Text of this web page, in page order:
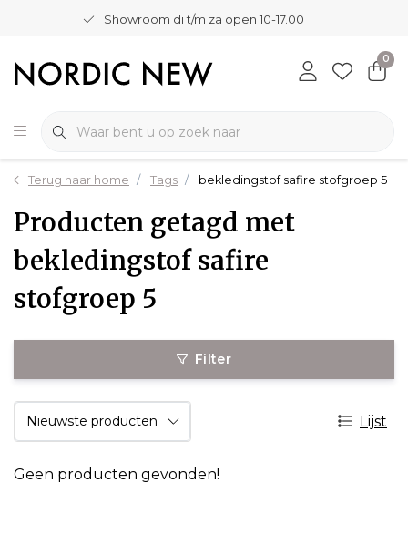
Showroom di t/m za open 10-17.00
0
Terug naar home Tags bekledingstof safire stofgroep 5
Producten getagd met
bekledingstof safire
stofgroep 5
Filter
Lijst
Geen producten gevonden!